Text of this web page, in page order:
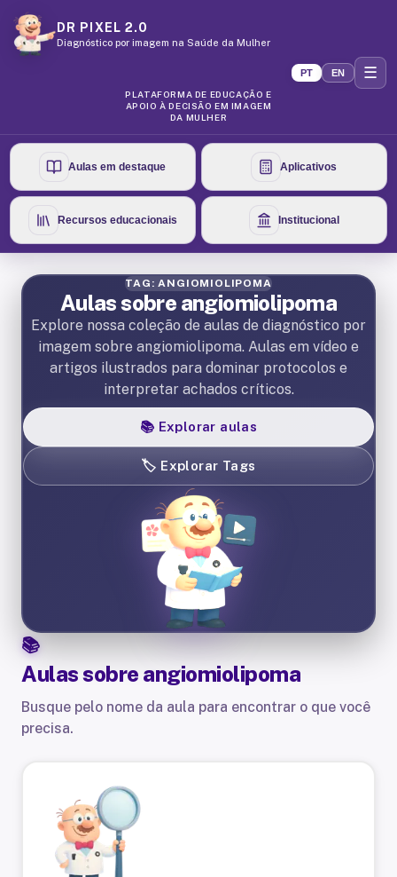
DR PIXEL 2.0
Diagnóstico por imagem na Saúde da Mulher
PLATAFORMA DE EDUCAÇÃO E
APOIO À DECISÃO EM IMAGEM
DA MULHER
PT EN ☰
Aulas em destaque Aplicativos
Recursos educacionais Institucional
TAG: ANGIOMIOLIPOMA
Aulas sobre angiomiolipoma
Explore nossa coleção de aulas de diagnóstico por
imagem sobre angiomiolipoma. Aulas em vídeo e
artigos ilustrados para dominar protocolos e
interpretar achados críticos.
📚 Explorar aulas
🏷️ Explorar Tags
Aulas sobre angiomiolipoma
Busque pelo nome da aula para encontrar o que você
precisa.